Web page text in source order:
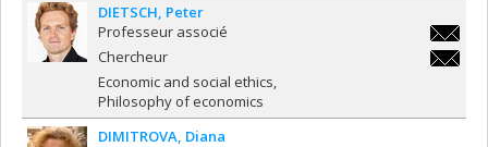
DIETSCH Peter
Professeur associé
Chercheur
Economic and social ethics
Philosophy of economics
DIMITROVA Diana